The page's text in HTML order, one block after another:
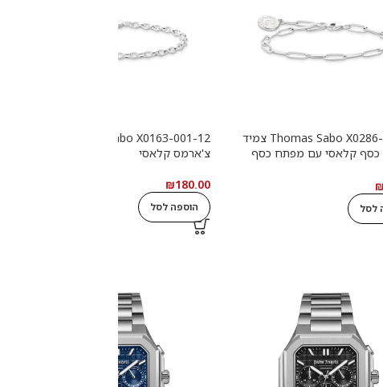
Thomas Sabo X0286-007-21 צמיד
קלאסי עם מפתח כסף
₪
לסל
צ'ארמס קלאסי
₪180.00
הוספה לסל